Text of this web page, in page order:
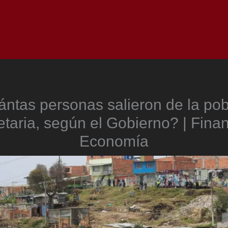
personas salieron de la
según el Gobierno? |
Economía